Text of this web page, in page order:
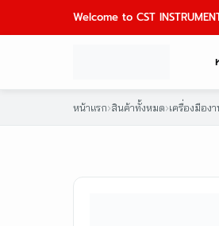
Welcome to CST
หน้าแรก›สินค้าทั้งหมด›เครื่องมือง